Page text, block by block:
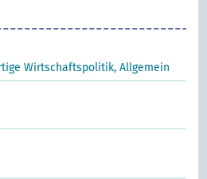
Wirtschaftspolitik, Allgemein